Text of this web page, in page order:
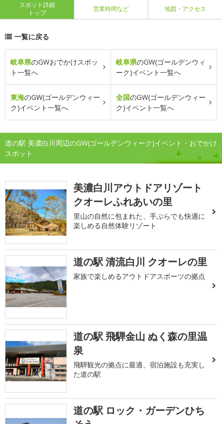
スポット詳細
トップ
営業時間など 地図・アクセス
一覧に戻る
岐阜県のGWおでかけスポッ
ト一覧へ
岐阜県のGW(ゴールデンウィ
ーク)イベント一覧へ
東海のGW(ゴールデンウィー
ク)イベント一覧へ
全国のGW(ゴールデンウィー
ク)イベント一覧へ
道の駅 美濃白川周辺のGW(ゴールデンウィーク)イベント・おでかけ
スポット
美濃白川アウトドアリゾート
クオーレふれあいの里
里山の自然に包まれた、手ぶらでも快適に
楽しめる自然体験リゾート
道の駅 清流白川 クオーレの里
家族で楽しめるアウトドアスポーツの拠点
道の駅 飛騨金山 ぬく森の里温
泉
飛騨観光の拠点に最適、宿泊施設も充実し
た道の駅
道の駅 ロック・ガーデンひち